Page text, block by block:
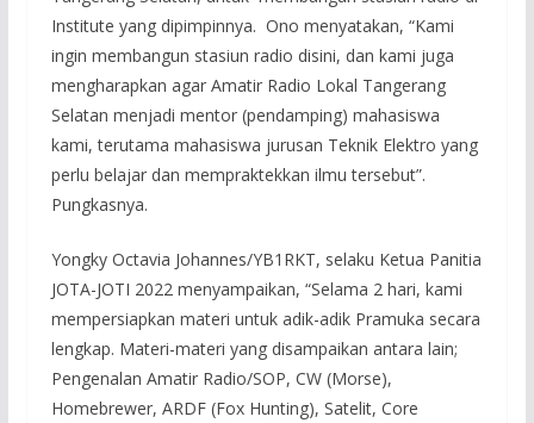
Institute yang dipimpinnya. Ono menyatakan, “Kami
ingin membangun stasiun radio disini, dan kami juga
mengharapkan agar Amatir Radio Lokal Tangerang
Selatan menjadi mentor (pendamping) mahasiswa
kami, terutama mahasiswa jurusan Teknik Elektro yang
perlu belajar dan mempraktekkan ilmu tersebut”.
Pungkasnya.
Yongky Octavia Johannes/YB1RKT, selaku Ketua Panitia
JOTA-JOTI 2022 menyampaikan, “Selama 2 hari, kami
mempersiapkan materi untuk adik-adik Pramuka secara
lengkap. Materi-materi yang disampaikan antara lain;
Pengenalan Amatir Radio/SOP, CW (Morse),
Homebrewer, ARDF (Fox Hunting), Satelit, Core